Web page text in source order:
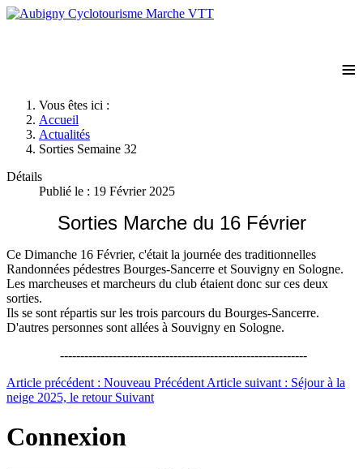
≡
Vous êtes ici :
Accueil
Actualités
Sorties Semaine 32
Détails
Publié le : 19 Février 2025
Sorties Marche du 16 Février
Ce Dimanche 16 Février, c'était la journée des traditionnelles
Randonnées pédestres Bourges-Sancerre et Souvigny en Sologne.
Les marcheuses et marcheurs du club étaient donc sur ces deux
sorties.
Ils se sont répartis sur les trois parcours du Bourges-Sancerre.
D'autres personnes sont allées à Souvigny en Sologne.
-------------------------------------------------------------
Article précédent : Nouveau Précédent Article suivant : Séjour à la
neige 2025, le retour Suivant
Connexion